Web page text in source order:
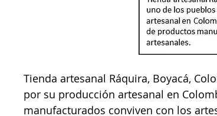
Tienda artesanal Ráquira, Boyacá,
por su producción artesanal en
manufacturados conviven con los